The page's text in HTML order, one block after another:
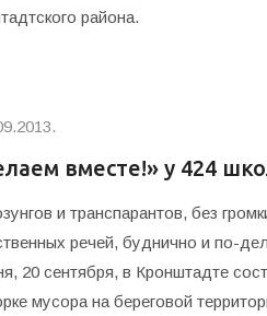
района.
вместе!» у 424
и транспарантов, без
речей, буднично и по-
20 сентября, в Кронштадте
мусора на береговой